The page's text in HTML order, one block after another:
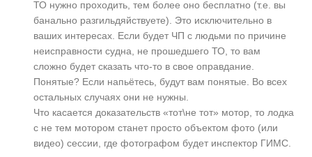
ТО нужно проходить, тем более оно бесплатно (т.е. вы
банально разгильдяйствуете). Это исключительно в
ваших интересах. Если будет ЧП с людьми по причине
неисправности судна, не прошедшего ТО, то вам
сложно будет сказать что-то в свое оправдание.
Понятые? Если напьётесь, будут вам понятые. Во всех
остальных случаях они не нужны.
Что касается доказательств «тот\не тот» мотор, то лодка
с не тем мотором станет просто объектом фото (или
видео) сессии, где фотографом будет инспектор ГИМС.